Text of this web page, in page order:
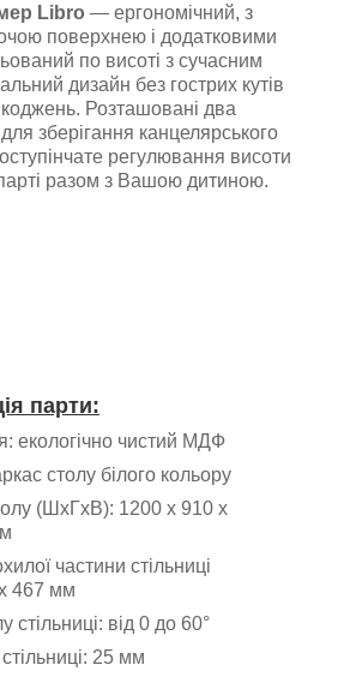
Libro ― ергономічний, з
поверхнею і додатковими
по висоті з сучасним
дизайн без гострих кутів
Розташовані два
зберігання канцелярського
регулювання висоти
разом з Вашою дитиною.
парти:
екологічно чистий МДФ
столу білого кольору
(ШхГхВ): 1200 x 910 x
частини стільниці
467 мм
стільниці: від 0 до 60°
25 мм